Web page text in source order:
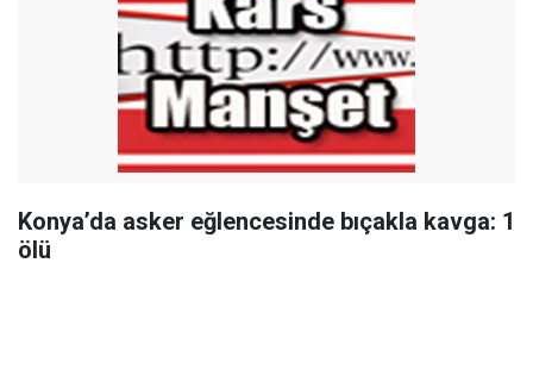
Konya’da asker eğlencesinde bıçakla kavga: 1
ölü